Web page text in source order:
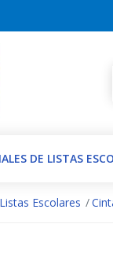
DE LISTAS
Escolares